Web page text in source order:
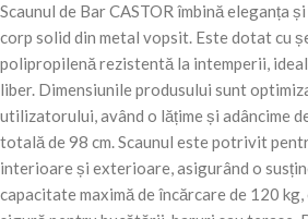
Scaunul de Bar CASTOR îmbină eleganța
corp solid din metal vopsit. Este dotat cu
polipropilenă rezistentă la intemperii,
liber. Dimensiunile produsului sunt
utilizatorului, având o lățime și adâncime
totală de 98 cm. Scaunul este potrivit
interioare și exterioare, asigurând o
capacitate maximă de încărcare de 120